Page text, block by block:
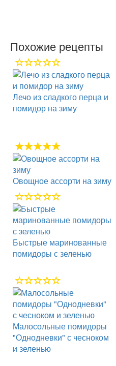
Похожие рецепты
Лечо из сладкого перца и
помидор на зиму
Овощное ассорти на зиму
Быстрые маринованные
помидоры с зеленью
Малосольные помидоры
"Однодневки" с чесноком
и зеленью